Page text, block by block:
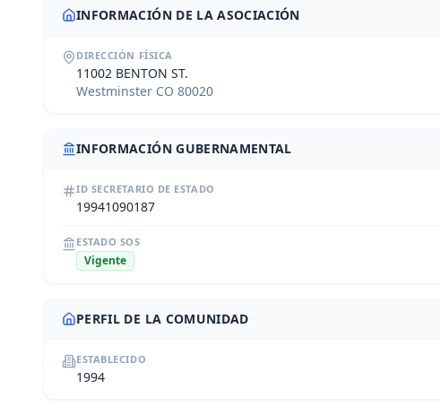
INFORMACIÓN DE LA ASOCIACIÓN
DIRECCIÓN FÍSICA
11002 BENTON ST.
Westminster CO 80020
INFORMACIÓN GUBERNAMENTAL
ID SECRETARIO DE ESTADO
19941090187
ESTADO SOS
Vigente
PERFIL DE LA COMUNIDAD
ESTABLECIDO
1994